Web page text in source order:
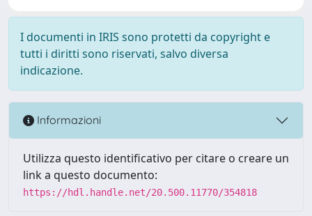
I documenti in IRIS sono protetti da copyright e
tutti i diritti sono riservati, salvo diversa
indicazione.
Informazioni
Utilizza questo identificativo per citare o creare un
link a questo documento:
https://hdl.handle.net/20.500.11770/354818